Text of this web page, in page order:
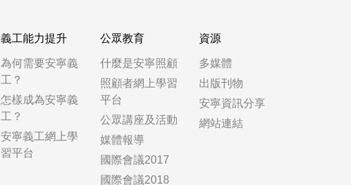
義工能力提升
為何需要安寧義
工？
怎樣成為安寧義
工？
安寧義工網上學
習平台
公眾教育
什麼是安寧照顧
照顧者網上學習
平台
公眾講座及活動
媒體報導
國際會議2017
國際會議2018
資源
多媒體
出版刊物
安寧資訊分享
網站連結